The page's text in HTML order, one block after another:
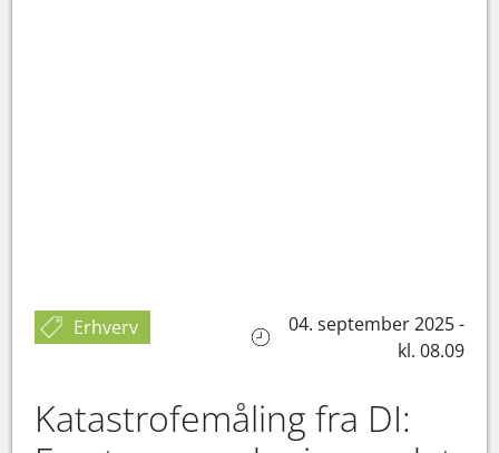
Erhverv
04. september 2025 -
kl. 08.09
Katastrofemåling fra DI: